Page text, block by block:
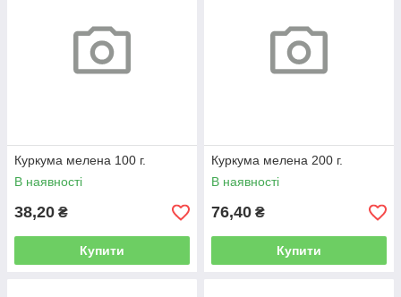
Куркума мелена 100 г.
В наявності
38,20 ₴
Купити
Куркума мелена 200 г.
В наявності
76,40 ₴
Купити